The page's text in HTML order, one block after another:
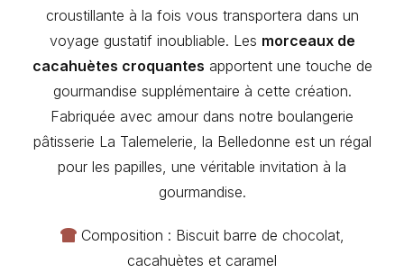
croustillante à la fois vous transportera dans un
voyage gustatif inoubliable. Les morceaux de
cacahuètes croquantes apportent une touche de
gourmandise supplémentaire à cette création.
Fabriquée avec amour dans notre boulangerie
pâtisserie La Talemelerie, la Belledonne est un régal
pour les papilles, une véritable invitation à la
gourmandise.
Composition : Biscuit barre de chocolat,
cacahuètes et caramel